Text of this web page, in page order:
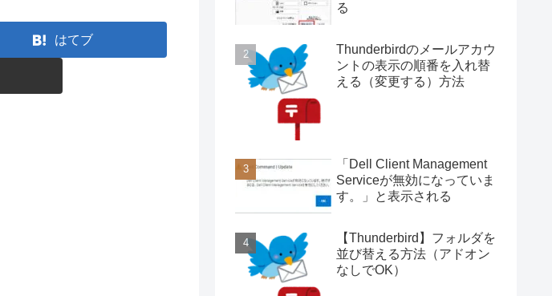
はてブ
る
Thunderbirdのメールアカウ
ントの表示の順番を入れ替
える（変更する）方法
「Dell Client Management
Serviceが無効になっていま
す。」と表示される
【Thunderbird】フォルダを
並び替える方法（アドオン
なしでOK）